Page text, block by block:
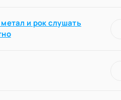
и рок слушать